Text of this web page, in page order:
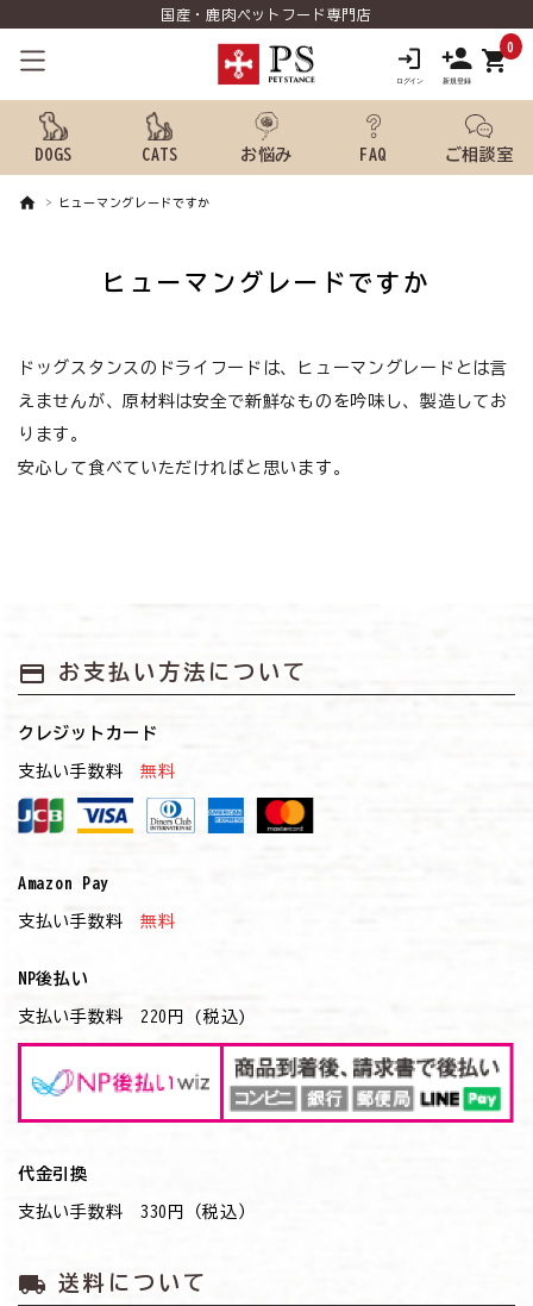
国産・鹿肉ペットフード専門店
shopping_cart0
DOGS CATS お悩み FAQ ご相談室
meeting_room ログイン person 新規会員登録
犬用品から探す
ご利用ガイド
ご相談室
0120-40-1387
ヒューマングレードですか
ヒューマングレードですか
ドッグスタンスのドライフードは、ヒューマングレードとは言
えませんが、原材料は安全で新鮮なものを吟味し、製造してお
ります。
安心して食べていただければと思います。
payment お支払い方法について
クレジットカード
支払い手数料 無料
Amazon Pay
支払い手数料 無料
NP後払い
支払い手数料 220円 (税込)
代金引換
支払い手数料 330円（税込）
local_shipping 送料について